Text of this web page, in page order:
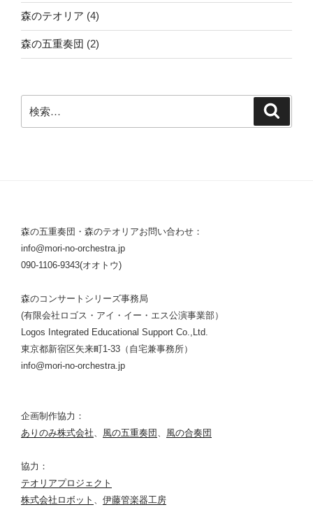
森のテオリア (4)
森の五重奏団 (2)
索:
森の五重奏団・森のテオリアお問い合わせ：
info@mori-no-orchestra.jp
090-1106-9343(オオトウ)
森のコンサートシリーズ事務局
(有限会社ロゴス・アイ・イー・エス公演事業部）
Logos Integrated Educational Support Co.,Ltd.
東京都新宿区矢来町1-33（自宅兼事務所）
info@mori-no-orchestra.jp
企画制作協力：
ありのみ株式会社、 風の五重奏団 、 風の合奏団
協力：
テオリアプロジェクト
株式会社ロボット 、 伊藤管楽器工房